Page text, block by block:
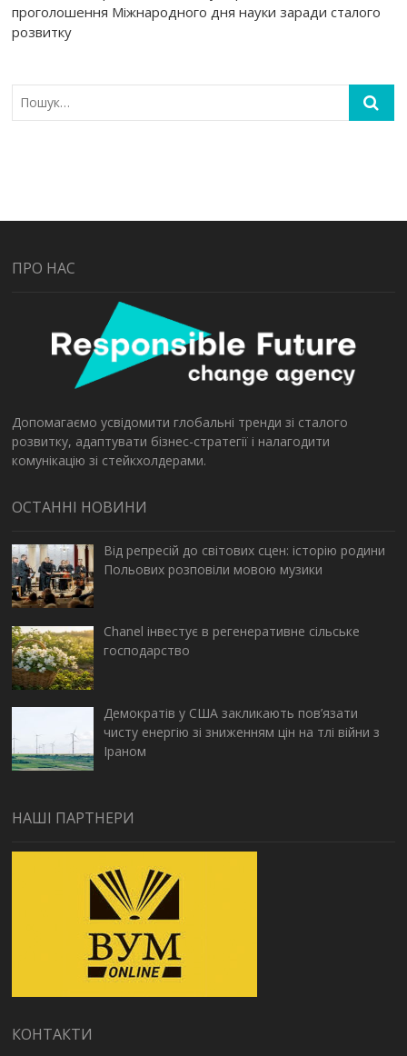
проголошення Міжнародного дня науки заради сталого
розвитку
ПРО НАС
Допомагаємо усвідомити глобальні тренди зі сталого
розвитку, адаптувати бізнес-стратегії і налагодити
комунікацію зі стейкхолдерами.
ОСТАННІ НОВИНИ
Від репресій до світових сцен: історію родини
Польових розповіли мовою музики
Chanel інвестує в регенеративне сільське
господарство
Демократів у США закликають пов’язати
чисту енергію зі зниженням цін на тлі війни з
Іраном
НАШІ ПАРТНЕРИ
КОНТАКТИ